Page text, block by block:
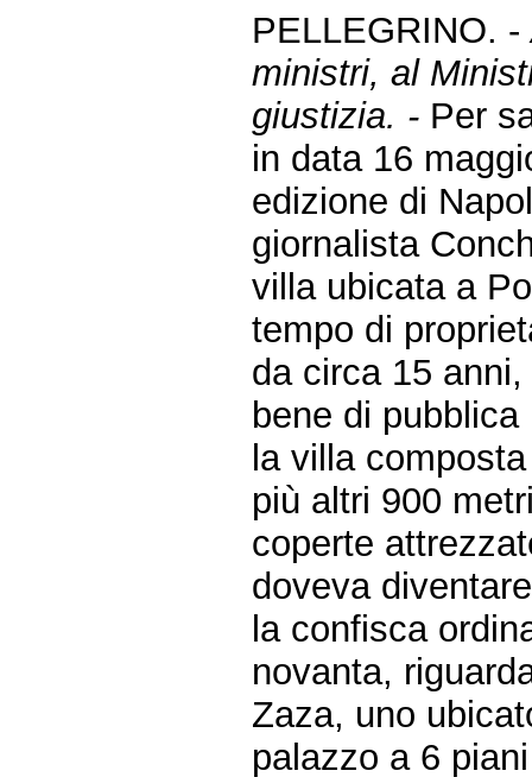
PELLEGRINO. -
ministri, al
giustizia. - Per
in data 16
edizione di
giornalista
villa ubicata a
tempo di
da circa 15
bene di pubblica
la villa
più altri 900
coperte
doveva
la confisca
novanta,
Zaza, uno
palazzo a 6